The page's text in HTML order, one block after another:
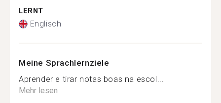
LERNT
Englisch
Meine Sprachlernziele
Aprender e tirar notas boas na escol...
Mehr lesen